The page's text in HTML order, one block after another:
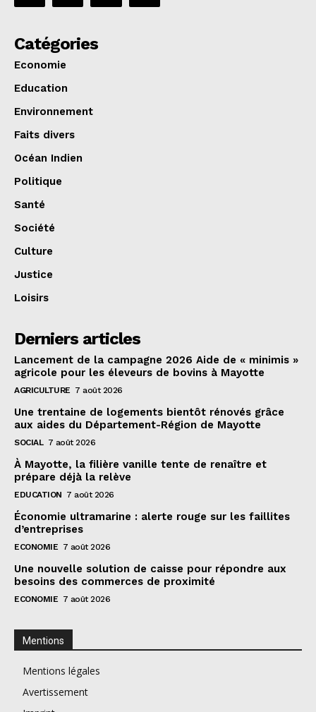
Catégories
Economie
Education
Environnement
Faits divers
Océan Indien
Politique
Santé
Société
Culture
Justice
Loisirs
Derniers articles
Lancement de la campagne 2026 Aide de « minimis »
agricole pour les éleveurs de bovins à Mayotte
AGRICULTURE 7 août 2026
Une trentaine de logements bientôt rénovés grâce
aux aides du Département-Région de Mayotte
SOCIAL 7 août 2026
À Mayotte, la filière vanille tente de renaître et
prépare déjà la relève
EDUCATION 7 août 2026
Économie ultramarine : alerte rouge sur les faillites
d’entreprises
ECONOMIE 7 août 2026
Une nouvelle solution de caisse pour répondre aux
besoins des commerces de proximité
ECONOMIE 7 août 2026
Mentions
Mentions légales
Avertissement